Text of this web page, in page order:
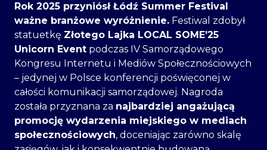
Rok 2025 przyniósł Łódź Summer Festival
ważne branżowe wyróżnienie. Festiwal zdobył
statuetkę Złotego Lajka LOCAL SOME’25
Unicorn Event podczas IV Samorządowego
Kongresu Internetu i Mediów Społecznościowych
– jedynej w Polsce konferencji poświęconej w
całości komunikacji samorządowej. Nagroda
została przyznana za najbardziej angażującą
promocję wydarzenia miejskiego w mediach
społecznościowych, doceniając zarówno skalę